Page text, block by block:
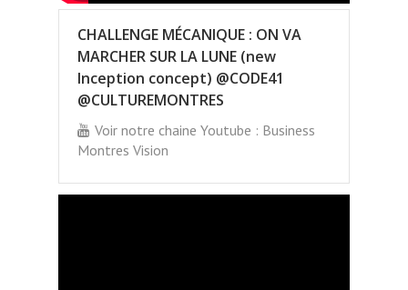
CHALLENGE MÉCANIQUE : ON VA
MARCHER SUR LA LUNE (new
Inception concept) @CODE41
@CULTUREMONTRES
Voir notre chaine Youtube : Business
Montres Vision